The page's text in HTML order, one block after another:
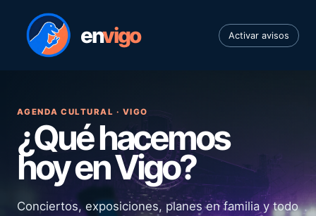
envigo Activar avisos
AGENDA CULTURAL · VIGO
¿Qué hacemos
hoy en Vigo?
Conciertos, exposiciones, planes en familia y todo